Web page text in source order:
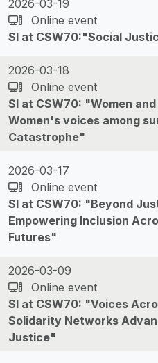
2026-03-19
Online event
SI at CSW70:"Social
2026-03-18
Online event
SI at CSW70: "Women
Women's voices among
Catastrophe"
2026-03-17
Online event
SI at CSW70: "Beyond
Empowering Inclusion
Futures"
2026-03-09
Online event
SI at CSW70: "Voices
Solidarity Networks
Justice"